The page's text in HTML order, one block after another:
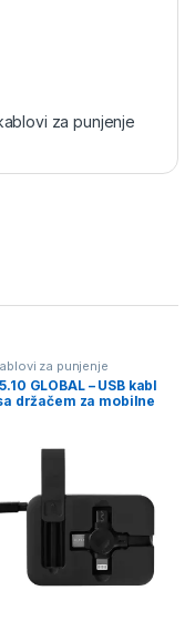
za punjenje
za punjenje
GLOBAL – USB kabl
držačem za mobilne